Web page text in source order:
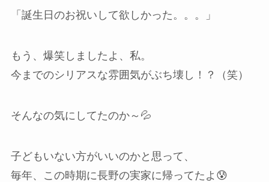
「誕生日のお祝いして欲しかった。。。」
もう、爆笑しましたよ、私。
今までのシリアスな雰囲気がぶち壊し！？（笑）
そんなの気にしてたのか～💦
子どもいない方がいいのかと思って、
毎年、この時期に長野の実家に帰ってたよ😰